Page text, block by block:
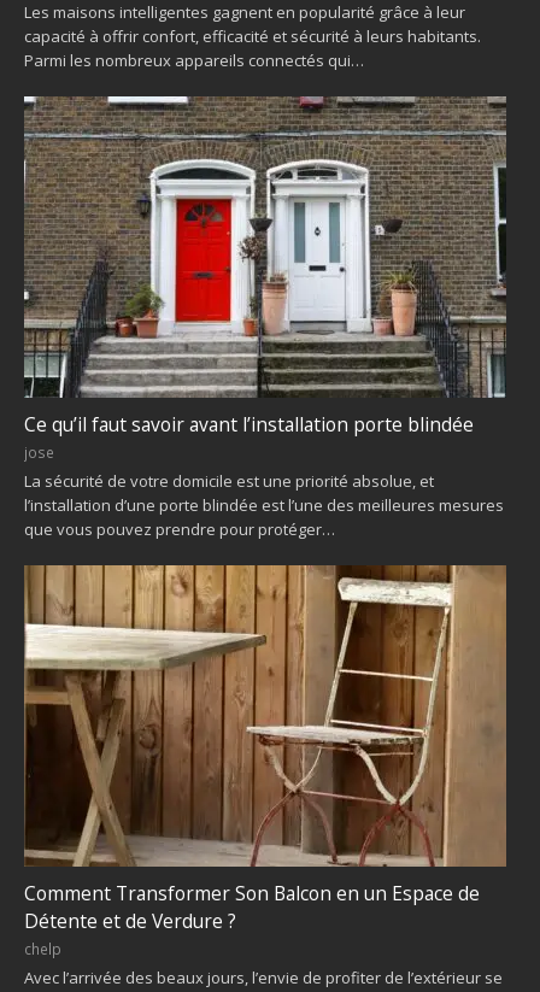
Les maisons intelligentes gagnent en popularité grâce à leur
capacité à offrir confort, efficacité et sécurité à leurs habitants.
Parmi les nombreux appareils connectés qui…
Ce qu’il faut savoir avant l’installation porte blindée
jose
La sécurité de votre domicile est une priorité absolue, et
l’installation d’une porte blindée est l’une des meilleures mesures
que vous pouvez prendre pour protéger…
Comment Transformer Son Balcon en un Espace de
Détente et de Verdure ?
chelp
Avec l’arrivée des beaux jours, l’envie de profiter de l’extérieur se